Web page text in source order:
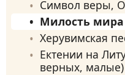
Символ веры,
Милость мира
Херувимская
Ектении на
верных, малые)